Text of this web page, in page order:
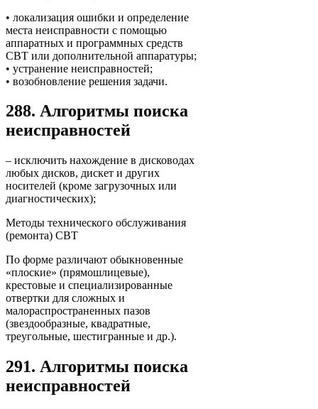
• локализация ошибки и определение
места неисправности с помощью
аппаратных и программных средств
СВТ или дополнительной аппаратуры;
• устранение неисправностей;
• возобновление решения задачи.
288. Алгоритмы поиска
неисправностей
– исключить нахождение в дисководах
любых дисков, дискет и других
носителей (кроме загрузочных или
диагностических);
Методы технического обслуживания
(ремонта) СВТ
По форме различают обыкновенные
«плоские» (прямошлицевые),
крестовые и специализированные
отвертки для сложных и
малораспространенных пазов
(звездообразные, квадратные,
треугольные, шестигранные и др.).
291. Алгоритмы поиска
неисправностей